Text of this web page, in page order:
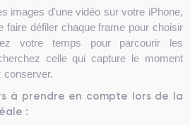
images d'une vidéo sur votre iPhone,
faire défiler chaque frame pour choisir
votre temps pour parcourir les
celle qui capture le moment
conserver.
à prendre en compte lors de la
: